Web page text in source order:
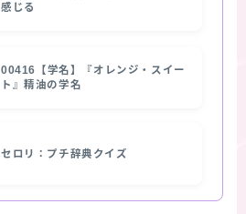
感じる
00416【学名】『オレンジ・スイー
ト』精油の学名
セロリ：プチ辞典クイズ